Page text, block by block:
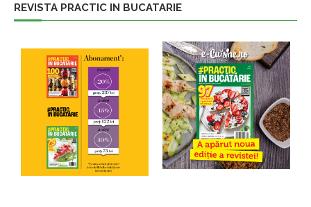
REVISTA PRACTIC IN BUCATARIE